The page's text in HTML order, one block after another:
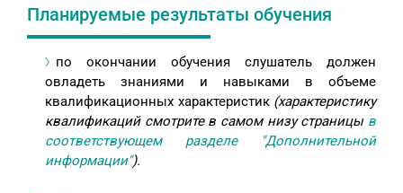
Планируемые результаты обучения
по окончании обучения слушатель должен
овладеть знаниями и навыками в объеме
квалификационных характеристик(характеристику
квалификаций смотрите в самом низу страницы в
соответствующем разделе "Дополнительной
информации").